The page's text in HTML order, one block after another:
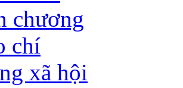
chương
chí
xã hội